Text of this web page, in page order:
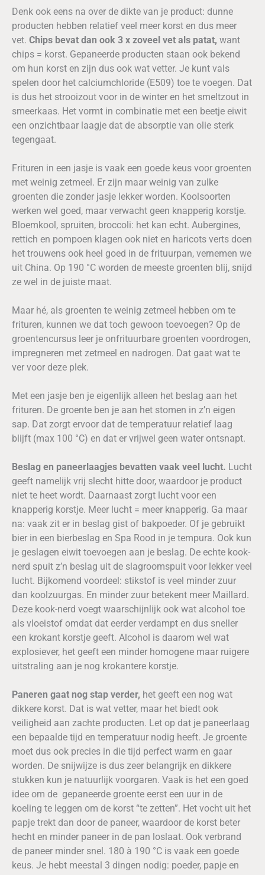
Denk ook eens na over de dikte van je product: dunne
producten hebben relatief veel meer korst en dus meer
vet. Chips bevat dan ook 3 x zoveel vet als patat, want
chips = korst. Gepaneerde producten staan ook bekend
om hun korst en zijn dus ook wat vetter. Je kunt vals
spelen door het calciumchloride (E509) toe te voegen. Dat
is dus het strooizout voor in de winter en het smeltzout in
smeerkaas. Het vormt in combinatie met een beetje eiwit
een onzichtbaar laagje dat de absorptie van olie sterk
tegengaat.
Frituren in een jasje is vaak een goede keus voor groenten
met weinig zetmeel. Er zijn maar weinig van zulke
groenten die zonder jasje lekker worden. Koolsoorten
werken wel goed, maar verwacht geen knapperig korstje.
Bloemkool, spruiten, broccoli: het kan echt. Aubergines,
rettich en pompoen klagen ook niet en haricots verts doen
het trouwens ook heel goed in de frituurpan, vernemen we
uit China. Op 190 °C worden de meeste groenten blij, snijd
ze wel in de juiste maat.
Maar hé, als groenten te weinig zetmeel hebben om te
frituren, kunnen we dat toch gewoon toevoegen? Op de
groentencursus leer je onfrituurbare groenten voordrogen,
impregneren met zetmeel en nadrogen. Dat gaat wat te
ver voor deze plek.
Met een jasje ben je eigenlijk alleen het beslag aan het
frituren. De groente ben je aan het stomen in z’n eigen
sap. Dat zorgt ervoor dat de temperatuur relatief laag
blijft (max 100 °C) en dat er vrijwel geen water ontsnapt.
Beslag en paneerlaagjes bevatten vaak veel lucht. Lucht
geeft namelijk vrij slecht hitte door, waardoor je product
niet te heet wordt. Daarnaast zorgt lucht voor een
knapperig korstje. Meer lucht = meer knapperig. Ga maar
na: vaak zit er in beslag gist of bakpoeder. Of je gebruikt
bier in een bierbeslag en Spa Rood in je tempura. Ook kun
je geslagen eiwit toevoegen aan je beslag. De echte kook-
nerd spuit z’n beslag uit de slagroomspuit voor lekker veel
lucht. Bijkomend voordeel: stikstof is veel minder zuur
dan koolzuurgas. En minder zuur betekent meer Maillard.
Deze kook-nerd voegt waarschijnlijk ook wat alcohol toe
als vloeistof omdat dat eerder verdampt en dus sneller
een krokant korstje geeft. Alcohol is daarom wel wat
explosiever, het geeft een minder homogene maar ruigere
uitstraling aan je nog krokantere korstje.
Paneren gaat nog stap verder, het geeft een nog wat
dikkere korst. Dat is wat vetter, maar het biedt ook
veiligheid aan zachte producten. Let op dat je paneerlaag
een bepaalde tijd en temperatuur nodig heeft. Je groente
moet dus ook precies in die tijd perfect warm en gaar
worden. De snijwijze is dus zeer belangrijk en dikkere
stukken kun je natuurlijk voorgaren. Vaak is het een goed
idee om de gepaneerde groente eerst een uur in de
koeling te leggen om de korst “te zetten”. Het vocht uit het
papje trekt dan door de paneer, waardoor de korst beter
hecht en minder paneer in de pan loslaat. Ook verbrand
de paneer minder snel. 180 à 190 °C is vaak een goede
keus. Je hebt meestal 3 dingen nodig: poeder, papje en